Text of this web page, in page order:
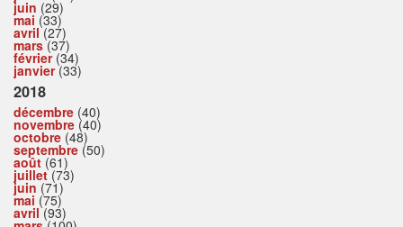
juin (29)
mai (33)
avril(27)
mars(37)
février(34)
janvier(33)
2018
décembre (40)
novembre (40)
octobre (48)
septembre (50)
août (61)
juillet(73)
juin (71)
mai (75)
avril(93)